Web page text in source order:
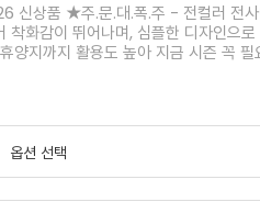
신상품 ★주.문.대.폭.주 - 전컬러 전
착화감이 뛰어나며, 심플한 디자인으
양지까지 활용도 높아 지금 시즌 꼭 필